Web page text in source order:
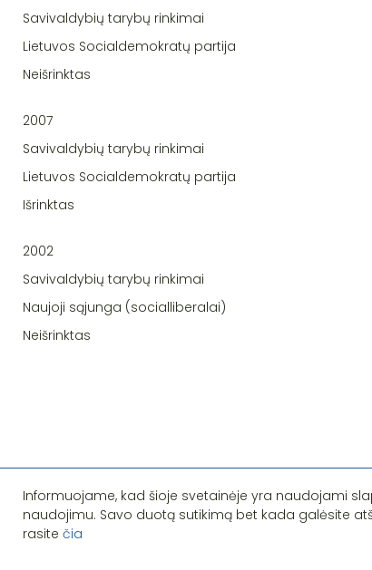
Savivaldybių tarybų rinkimai
Lietuvos Socialdemokratų partija
Neišrinktas
2007
Savivaldybių tarybų rinkimai
Lietuvos Socialdemokratų partija
Išrinktas
2002
Savivaldybių tarybų rinkimai
Naujoji sąjunga (socialliberalai)
Neišrinktas
Informuojame, kad šioje svetainėje yra naudojami
naudojimu. Savo duotą sutikimą bet kada galėsite
rasite čia